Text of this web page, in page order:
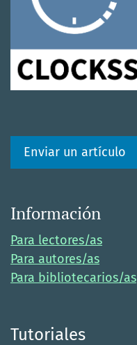
Enviar un artículo
Información
Para lectores/as
Para autores/as
Para bibliotecarios/as
Tutoriales